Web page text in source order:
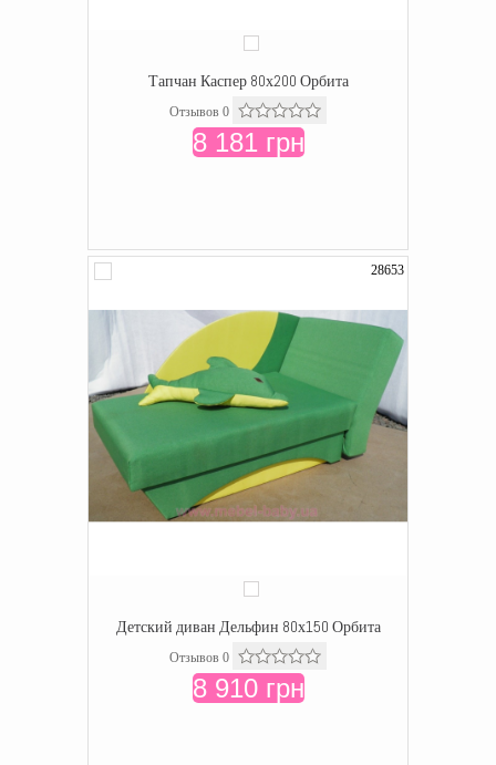
Тапчан Каспер 80х200 Орбита
Отзывов 0
8 181 грн
28653
Детский диван Дельфин 80х150 Орбита
Отзывов 0
8 910 грн